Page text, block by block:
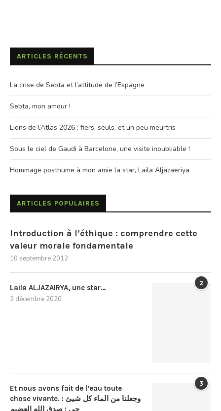
ARTICLES RÉCENTS
La crise de Sebta et l’attitude de l’Espagne
Sebta, mon amour !
Lions de l’Atlas 2026 : fiers, seuls, et un peu meurtris
Sous le ciel de Gaudi à Barcelone, une visite inoubliable !
Hommage posthume à mon amie la star, Laila Aljazaeriya
ARTICLES POPULAIRES
Introduction à l’éthique : comprendre cette
valeur morale fondamentale
10 septembre 2012
2
Laila ALJAZAIRYA, une star…
2 décembre 2020
3
Et nous avons fait de l’eau toute
chose vivante. : وجعلنا من الماء كل شيئ
حي : صدق الله العضيم